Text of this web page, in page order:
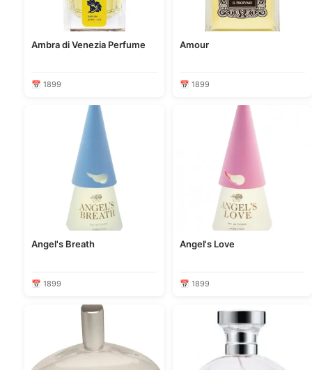
Ambra di Venezia Perfume
📅 1899
Amour
📅 1899
Angel's Breath
📅 1899
Angel's Love
📅 1899